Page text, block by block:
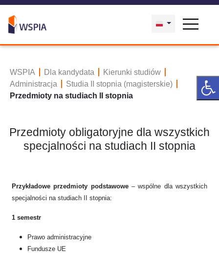
WSPIA Dla kandydata
Kierunki studiów
Administracja
Studia II stopnia (magisterskie)
Przedmioty na studiach II stopnia
Przedmioty obligatoryjne dla wszystkich
specjalności na studiach II stopnia
Przykładowe przedmioty podstawowe– wspólne dla wszystkich
specjalności na studiach II stopnia:
1 semestr
Prawo administracyjne
Fundusze UE